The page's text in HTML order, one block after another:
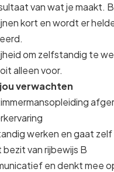
van wat je maakt.
kort en wordt er
om zelfstandig te
alleen voor.
verwachten
werken en gaat
bezit van rijbewijs B
en denkt mee